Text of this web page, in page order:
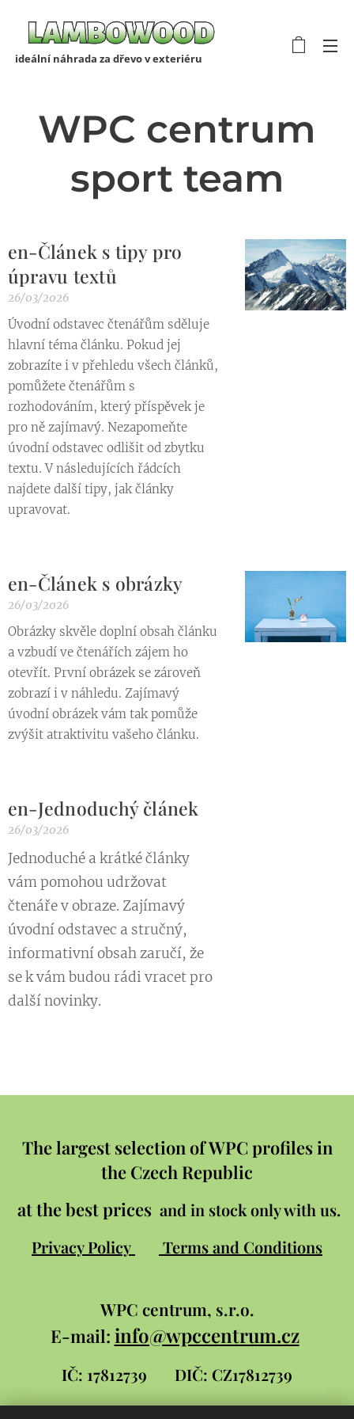
ideální náhrada za dřevo v exteriéru
WPC centrum
sport team
en-Článek s tipy pro
úpravu textů
26/03/2026
Úvodní odstavec čtenářům sděluje
hlavní téma článku. Pokud jej
zobrazíte i v přehledu všech článků,
pomůžete čtenářům s
rozhodováním, který příspěvek je
pro ně zajímavý. Nezapomeňte
úvodní odstavec odlišit od zbytku
textu. V následujících řádcích
najdete další tipy, jak články
upravovat.
en-Článek s obrázky
26/03/2026
Obrázky skvěle doplní obsah článku
a vzbudí ve čtenářích zájem ho
otevřít. První obrázek se zároveň
zobrazí i v náhledu. Zajímavý
úvodní obrázek vám tak pomůže
zvýšit atraktivitu vašeho článku.
en-Jednoduchý článek
26/03/2026
Jednoduché a krátké články
vám pomohou udržovat
čtenáře v obraze. Zajímavý
úvodní odstavec a stručný,
informativní obsah zaručí, že
se k vám budou rádi vracet pro
další novinky.
The largest selection of WPC profiles in
the Czech Republic
at the best prices and in stock only with us.
Privacy Policy
Terms and Conditions
WPC centrum, s.r.o.
E-mail: info@wpccentrum.cz
IČ: 17812739 DIČ: CZ17812739